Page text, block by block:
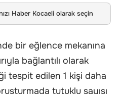
Haber Kocaeli olarak seçin
bir eğlence mekanına
bağlantılı olarak
tespit edilen 1 kişi daha
tutuklu sayısı